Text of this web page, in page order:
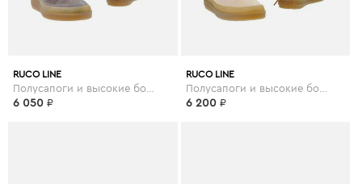
RUCO LINE
6 050 ₽
RUCO LINE
Полусапоги и высокие ботинки
6 200 ₽